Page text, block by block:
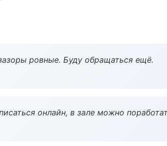
ровные. Буду обращаться ещё.
онлайн, в зале можно